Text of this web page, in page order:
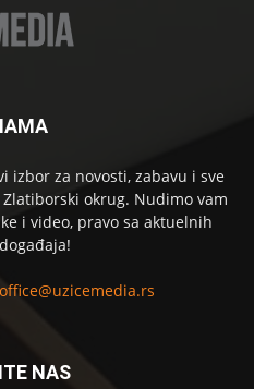
izbor za novosti, zabavu i sve
okrug. Nudimo vam
i video, pravo sa aktuelnih
office@uzicemedia.rs
NAS